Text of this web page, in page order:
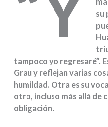
su
tampoco yo regresaré”.
Grau y reflejan varias
humildad. Otra es su
otro, incluso más allá de
obligación.